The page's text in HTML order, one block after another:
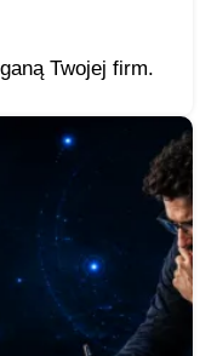
Twojej firm.